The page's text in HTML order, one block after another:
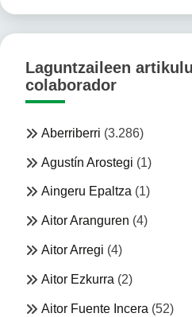
Laguntzaileen
colaborador
Aberriberri (3.286)
Agustín Arostegi (1)
Aingeru Epaltza (1)
Aitor Aranguren (4)
Aitor Arregi (4)
Aitor Ezkurra (2)
Aitor Fuente Incera (52)